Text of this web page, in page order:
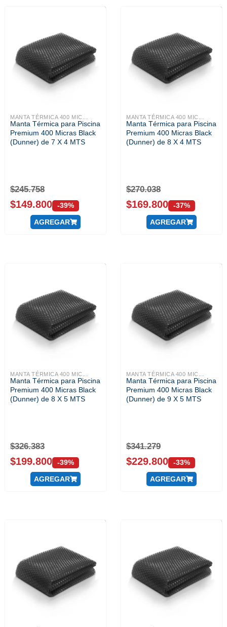
MANTA TÉRMICA 400 MIC...
Manta Térmica para Piscina
Premium 400 Micras Black
(Dunner) de 7 X 4 MTS
$245.758
$149.800 -39%
AGREGAR
MANTA TÉRMICA 400 MIC...
Manta Térmica para Piscina
Premium 400 Micras Black
(Dunner) de 8 X 4 MTS
$270.038
$169.800 -37%
AGREGAR
MANTA TÉRMICA 400 MIC...
Manta Térmica para Piscina
Premium 400 Micras Black
(Dunner) de 8 X 5 MTS
$326.383
$199.800 -39%
AGREGAR
MANTA TÉRMICA 400 MIC...
Manta Térmica para Piscina
Premium 400 Micras Black
(Dunner) de 9 X 5 MTS
$341.279
$229.800 -33%
AGREGAR